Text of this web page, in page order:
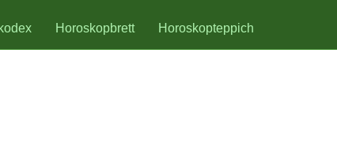
Horoskopbrett Horoskopteppich